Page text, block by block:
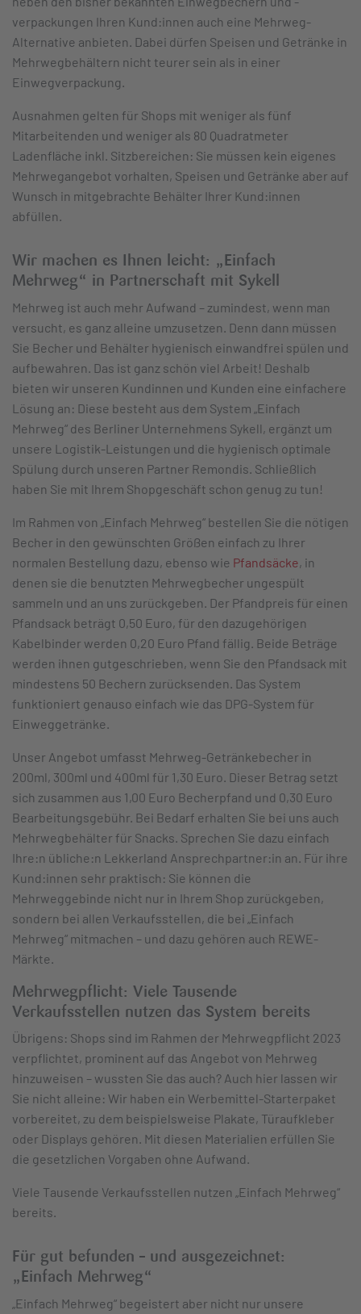
verpackungen Ihren Kund:innen auch eine Mehrweg-
Alternative anbieten. Dabei dürfen Speisen und Getränke in
Mehrwegbehältern nicht teurer sein als in einer
Einwegverpackung.
Ausnahmen gelten für Shops mit weniger als fünf
Mitarbeitenden und weniger als 80 Quadratmeter
Ladenfläche inkl. Sitzbereichen: Sie müssen kein eigenes
Mehrwegangebot vorhalten, Speisen und Getränke aber auf
Wunsch in mitgebrachte Behälter Ihrer Kund:innen
abfüllen.
Wir machen es Ihnen leicht: „Einfach
Mehrweg“ in Partnerschaft mit Sykell
Mehrweg ist auch mehr Aufwand – zumindest, wenn man
versucht, es ganz alleine umzusetzen. Denn dann müssen
Sie Becher und Behälter hygienisch einwandfrei spülen und
aufbewahren. Das ist ganz schön viel Arbeit! Deshalb
bieten wir unseren Kundinnen und Kunden eine einfachere
Lösung an: Diese besteht aus dem System „Einfach
Mehrweg“ des Berliner Unternehmens Sykell, ergänzt um
unsere Logistik-Leistungen und die hygienisch optimale
Spülung durch unseren Partner Remondis. Schließlich
haben Sie mit Ihrem Shopgeschäft schon genug zu tun!
Im Rahmen von „Einfach Mehrweg“ bestellen Sie die nötigen
Becher in den gewünschten Größen einfach zu Ihrer
normalen Bestellung dazu, ebenso wie Pfandsäcke, in
denen sie die benutzten Mehrwegbecher ungespült
sammeln und an uns zurückgeben. Der Pfandpreis für einen
Pfandsack beträgt 0,50 Euro, für den dazugehörigen
Kabelbinder werden 0,20 Euro Pfand fällig. Beide Beträge
werden ihnen gutgeschrieben, wenn Sie den Pfandsack mit
mindestens 50 Bechern zurücksenden. Das System
funktioniert genauso einfach wie das DPG-System für
Einweggetränke.
Unser Angebot umfasst Mehrweg-Getränkebecher in
200ml, 300ml und 400ml für 1,30 Euro. Dieser Betrag setzt
sich zusammen aus 1,00 Euro Becherpfand und 0,30 Euro
Bearbeitungsgebühr. Bei Bedarf erhalten Sie bei uns auch
Mehrwegbehälter für Snacks. Sprechen Sie dazu einfach
Ihre:n übliche:n Lekkerland Ansprechpartner:in an. Für ihre
Kund:innen sehr praktisch: Sie können die
Mehrweggebinde nicht nur in Ihrem Shop zurückgeben,
sondern bei allen Verkaufsstellen, die bei „Einfach
Mehrweg“ mitmachen – und dazu gehören auch REWE-
Märkte.
Mehrwegpflicht: Viele Tausende
Verkaufsstellen nutzen das System bereits
Übrigens: Shops sind im Rahmen der Mehrwegpflicht 2023
verpflichtet, prominent auf das Angebot von Mehrweg
hinzuweisen – wussten Sie das auch? Auch hier lassen wir
Sie nicht alleine: Wir haben ein Werbemittel-Starterpaket
vorbereitet, zu dem beispielsweise Plakate, Türaufkleber
oder Displays gehören. Mit diesen Materialien erfüllen Sie
die gesetzlichen Vorgaben ohne Aufwand.
Viele Tausende Verkaufsstellen nutzen „Einfach Mehrweg“
bereits.
Für gut befunden – und ausgezeichnet:
„Einfach Mehrweg“
„Einfach Mehrweg“ begeistert aber nicht nur unsere